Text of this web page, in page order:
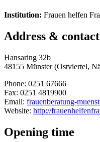
Institution: Frauen helfen
Address & contact
Hansaring 32b
48155 Münster (Ostviertel,
Phone: 0251 67666
Fax: 0251 4819900
Email: frauenberatung-
Website: http://
Opening time